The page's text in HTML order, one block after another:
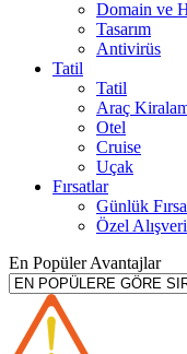
Domain ve
Tasarım
Antivirüs
Tatil
Tatil
Araç
Otel
Cruise
Uçak
Fırsatlar
Günlük
Özel
En Popüler Avantajlar